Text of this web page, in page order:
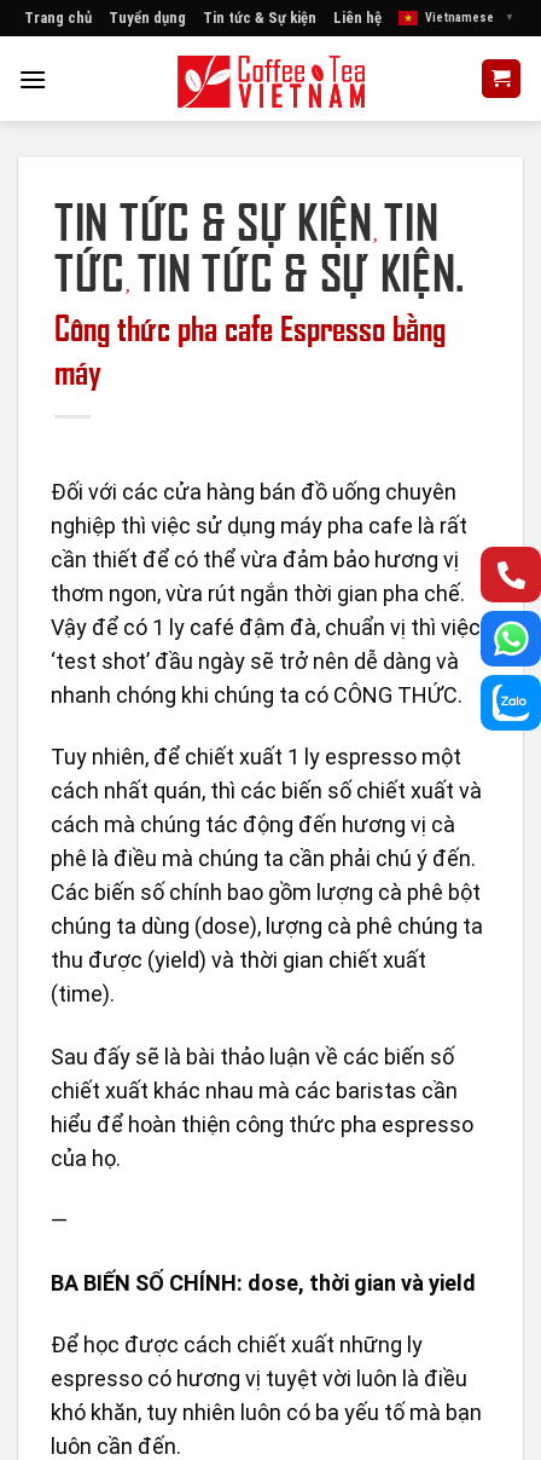
Skip
content
Trang chủ Tuyển dụng Tin tức & Sự kiện Liên hệ Vietnamese ▼
TIN TỨC & SỰ KIỆN, TIN
TỨC , TIN TỨC & SỰ KIỆN.
Công thức pha cafe Espresso bằng
máy
Đối với các cửa hàng bán đồ uống chuyên
nghiệp thì việc sử dụng máy pha cafe là rất
cần thiết để có thể vừa đảm bảo hương vị
thơm ngon, vừa rút ngắn thời gian pha chế.
Vậy để có 1 ly café đậm đà, chuẩn vị thì việc
‘test shot’ đầu ngày sẽ trở nên dễ dàng và
nhanh chóng khi chúng ta có CÔNG THỨC.
Tuy nhiên, để chiết xuất 1 ly espresso một
cách nhất quán, thì các biến số chiết xuất và
cách mà chúng tác động đến hương vị cà
phê là điều mà chúng ta cần phải chú ý đến.
Các biến số chính bao gồm lượng cà phê bột
chúng ta dùng (dose), lượng cà phê chúng ta
thu được (yield) và thời gian chiết xuất
(time).
Sau đấy sẽ là bài thảo luận về các biến số
chiết xuất khác nhau mà các baristas cần
hiểu để hoàn thiện công thức pha espresso
của họ.
—
BA BIẾN SỐ CHÍNH: dose, thời gian và yield
Để học được cách chiết xuất những ly
espresso có hương vị tuyệt vời luôn là điều
khó khăn, tuy nhiên luôn có ba yếu tố mà bạn
luôn cần đến.